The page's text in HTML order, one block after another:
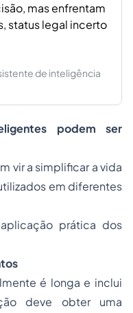
mas enfrentam
status legal incerto
de inteligência
podem ser
vir a simplificar a vida
em diferentes
prática dos
é longa e inclui
deve obter uma